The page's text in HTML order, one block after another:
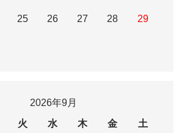
25 26 27 28 29
2026年9月
火 水 木 金 土